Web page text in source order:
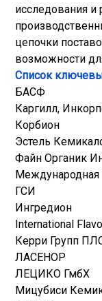
исследования и
цепочки
возможности
Список
БАСФ
Каргилл,
Корбион
Эстель
Файн Органик
ГСИ
Ингредион
International
Керри Групп
ЛАСЕНОР
ЛЕЦИКО ГмбХ
Мицубиси